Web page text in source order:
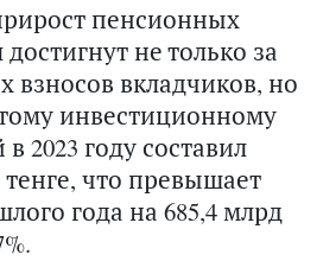
пенсионных
не только за
взносов вкладчиков, но
инвестиционному
2023 году составил
тенге, что превышает
года на 685,4 млрд